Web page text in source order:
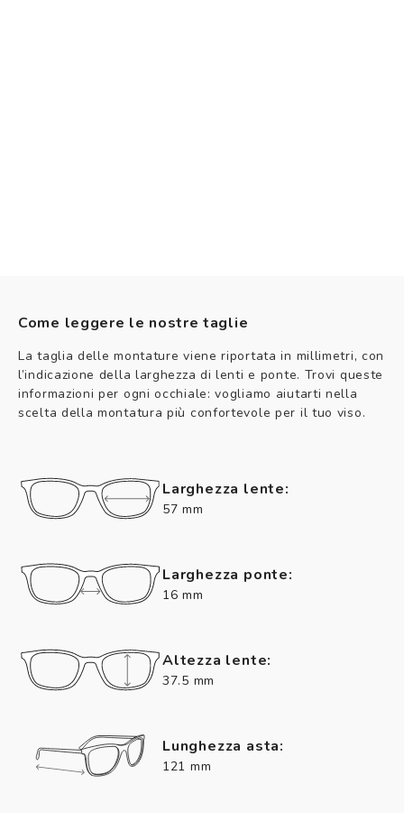
Come leggere le nostre taglie
La taglia delle montature viene riportata in millimetri, con
l’indicazione della larghezza di lenti e ponte. Trovi queste
informazioni per ogni occhiale: vogliamo aiutarti nella
scelta della montatura più confortevole per il tuo viso.
Larghezza lente:
57 mm
Larghezza ponte:
16 mm
Altezza lente:
37.5 mm
Lunghezza asta:
121 mm